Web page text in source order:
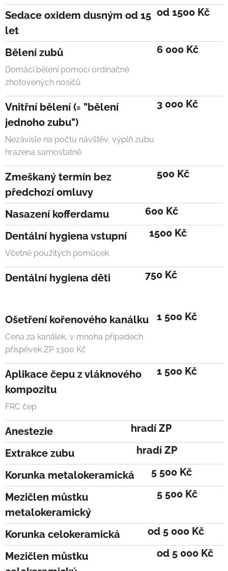
Sedace oxidem dusným od 15
let
od 1500 Kč
Bělení zubů
Domácí bělení pomocí ordinačně
zhotovených nosičů
6 000 Kč
Vnitřní bělení (= "bělení
jednoho zubu")
Nezávisle na počtu návštěv, výplň zubu
hrazena samostatně
3 000 Kč
Zmeškaný termín bez
předchozí omluvy
500 Kč
Nasazení kofferdamu 600 Kč
Dentální hygiena vstupní
Včetně použitých pomůcek
1500 Kč
Dentální hygiena děti 750 Kč
Ošetření kořenového kanálku
Cena za kanálek, v mnoha případech
příspěvek ZP 1300 Kč
1 500 Kč
Aplikace čepu z vláknového
kompozitu
FRC čep
1 500 Kč
Anestezie hradí ZP
Extrakce zubu hradí ZP
Korunka metalokeramická 5 500 Kč
Mezičlen můstku
metalokeramický
5 500 Kč
Korunka celokeramická od 5 000 Kč
Mezičlen můstku
od 5 000 Kč